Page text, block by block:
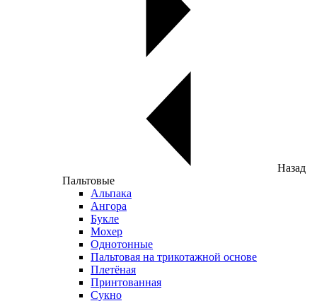
Назад
Пальтовые
Альпака
Ангора
Букле
Мохер
Однотонные
Пальтовая на трикотажной основе
Плетёная
Принтованная
Сукно